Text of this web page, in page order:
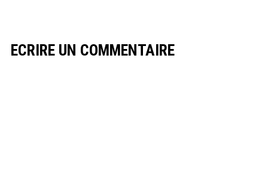
ECRIRE UN COMMENTAIRE